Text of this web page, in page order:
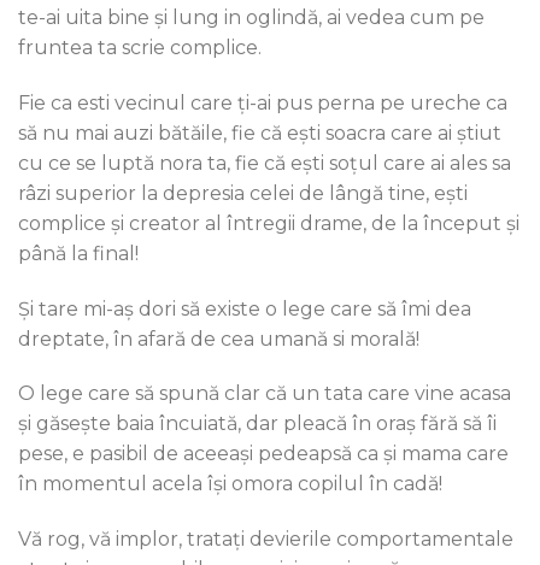
te-ai uita bine și lung in oglindă, ai vedea cum pe
fruntea ta scrie complice.
Fie ca esti vecinul care ți-ai pus perna pe ureche ca
să nu mai auzi bătăile, fie că ești soacra care ai știut
cu ce se luptă nora ta, fie că ești soțul care ai ales sa
râzi superior la depresia celei de lângă tine, ești
complice și creator al întregii drame, de la început și
până la final!
Și tare mi-aș dori să existe o lege care să îmi dea
dreptate, în afară de cea umană si morală!
O lege care să spună clar că un tata care vine acasa
și găsește baia încuiată, dar pleacă în oraș fără să îi
pese, e pasibil de aceeași pedeapsă ca și mama care
în momentul acela își omora copilul în cadă!
Vă rog, vă implor, tratați devierile comportamentale